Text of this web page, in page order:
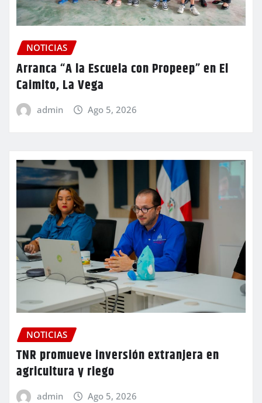
NOTICIAS
Arranca “A la Escuela con Propeep” en El
Caimito, La Vega
admin Ago 5, 2026
NOTICIAS
TNR promueve inversión extranjera en
agricultura y riego
admin Ago 5, 2026